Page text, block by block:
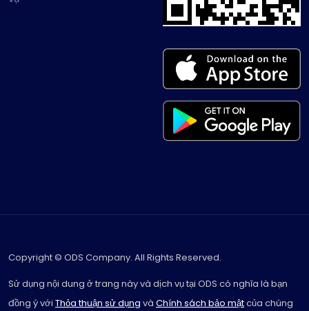
Copyright © ODS Company. All Rights Reserved.
Sử dụng nội dung ở trang này và dịch vụ tại ODS có nghĩa là bạn
đồng ý với Thỏa thuận sử dụng và Chính sách bảo mậtcủa chúng